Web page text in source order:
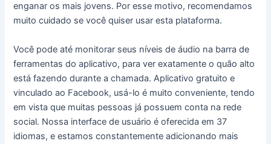
enganar os mais jovens. Por esse motivo, recomendamos
muito cuidado se você quiser usar esta plataforma.
Você pode até monitorar seus níveis de áudio na barra de
ferramentas do aplicativo, para ver exatamente o quão alto
está fazendo durante a chamada. Aplicativo gratuito e
vinculado ao Facebook, usá-lo é muito conveniente, tendo
em vista que muitas pessoas já possuem conta na rede
social. Nossa interface de usuário é oferecida em 37
idiomas, e estamos constantemente adicionando mais